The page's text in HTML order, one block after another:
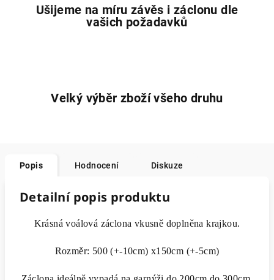
Ušijeme na míru závěs i záclonu dle
vašich požadavků
Velký výběr zboží všeho druhu
Popis Hodnocení Diskuze
Detailní popis produktu
Krásná voálová záclona vkusně doplněna krajkou.
Rozměr: 500 (+-10cm) x150cm (+-5cm)